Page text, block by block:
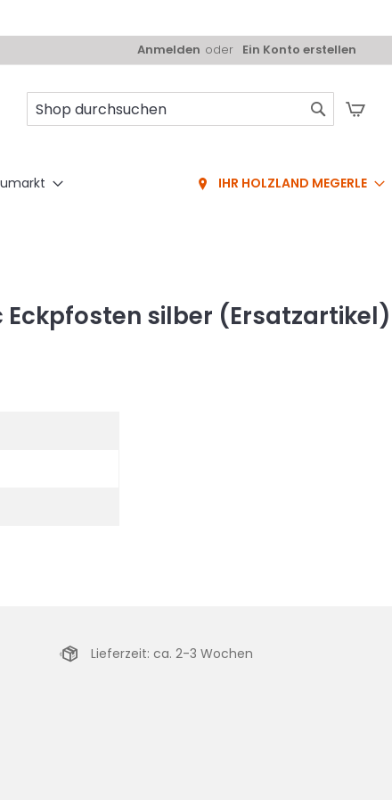
Anmelden Ein Konto erstellen
IHR HOLZLAND MEGERLE
Eckpfosten silber (Ersatzartikel)
Lieferzeit: ca. 2-3 Wochen